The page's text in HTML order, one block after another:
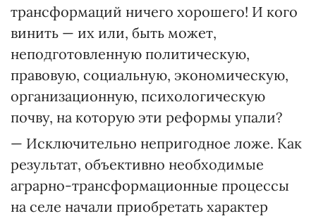
трансформаций ничего хорошего! И кого
винить — их или, быть может,
неподготовленную политическую,
правовую, социальную, экономическую,
организационную, психологическую
почву, на которую эти реформы упали?
— Исключительно непригодное ложе. Как
результат, объективно необходимые
аграрно-трансформационные процессы
на селе начали приобретать характер